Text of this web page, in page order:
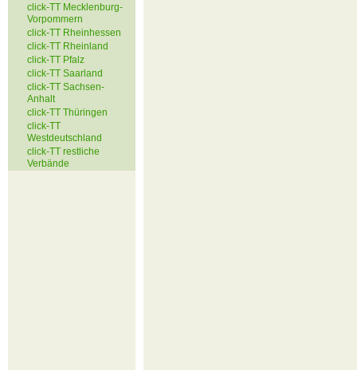
click-TT Mecklenburg-
Vorpommern
click-TT Rheinhessen
click-TT Rheinland
click-TT Pfalz
click-TT Saarland
click-TT Sachsen-
Anhalt
click-TT Thüringen
click-TT
Westdeutschland
click-TT restliche
Verbände